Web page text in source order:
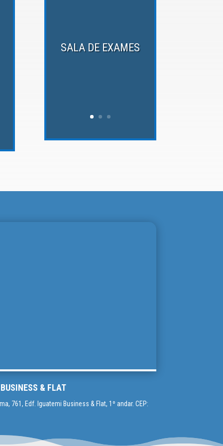
SALA DE EXAMES
& FLAT
761, Edf. Iguatemi Business & Flat, 1º andar. CEP: